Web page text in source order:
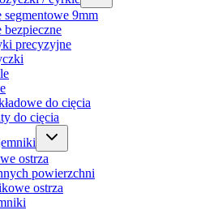
segmentowe 9mm
bezpieczne
precyzyjne
do cięcia
do cięcia
ostrza
powierzchni
ostrza